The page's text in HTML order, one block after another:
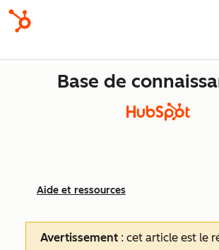
Base de
Aide et ressources
Avertissement : cet article est le